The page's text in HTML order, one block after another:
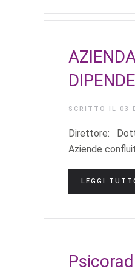
SCRITTO IL 03
Direttore:
Aziende
LEGGI